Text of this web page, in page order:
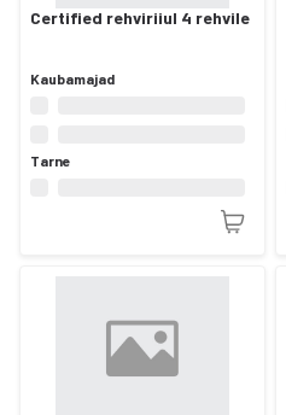
Certified rehviriiul 4 rehvile
Kaubamajad
Tarne